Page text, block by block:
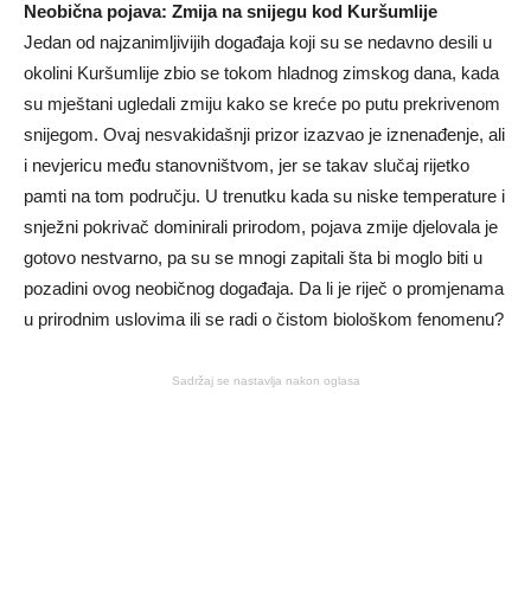
Neobična pojava: Zmija na snijegu kod Kuršumlije
Jedan od najzanimljivijih događaja koji su se nedavno desili u
okolini Kuršumlije zbio se tokom hladnog zimskog dana, kada
su mještani ugledali zmiju kako se kreće po putu prekrivenom
snijegom. Ovaj nesvakidašnji prizor izazvao je iznenađenje, ali
i nevjericu među stanovništvom, jer se takav slučaj rijetko
pamti na tom području. U trenutku kada su niske temperature i
snježni pokrivač dominirali prirodom, pojava zmije djelovala je
gotovo nestvarno, pa su se mnogi zapitali šta bi moglo biti u
pozadini ovog neobičnog događaja. Da li je riječ o promjenama
u prirodnim uslovima ili se radi o čistom biološkom fenomenu?
Sadržaj se nastavlja nakon oglasa